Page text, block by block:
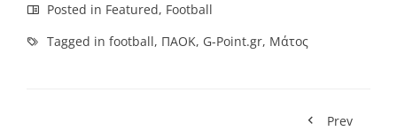
Posted in Featured, Football
Tagged in football, ΠΑΟΚ, G-Point.gr, Μάτος
Prev